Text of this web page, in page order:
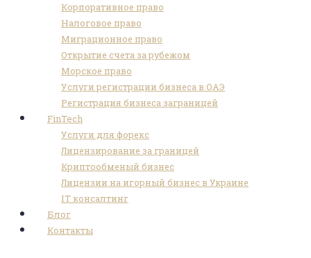
Корпоративное право
Налоговое право
Миграционное право
Открытие счета за рубежом
Морское право
Услуги регистрации бизнеса в ОАЭ
Регистрация бизнеса заграницей
FinTech
Услуги для форекс
Лицензирование за границей
Криптообменый бизнес
Лицензии на игорный бизнес в Украине
IT консалтинг
Блог
Контакты